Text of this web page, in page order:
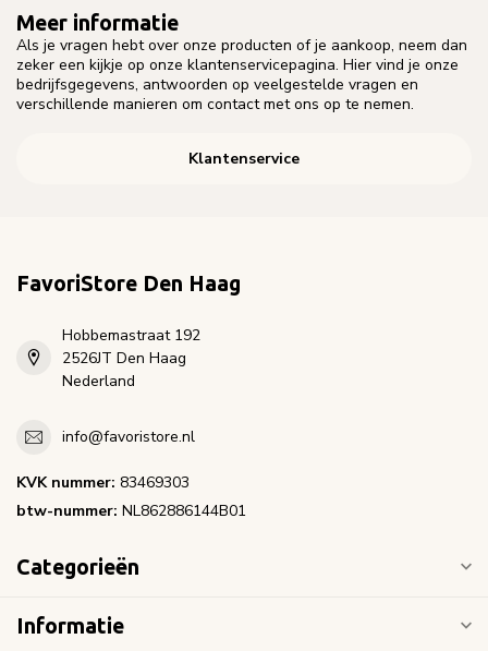
Meer informatie
Als je vragen hebt over onze producten of je aankoop, neem dan
zeker een kijkje op onze klantenservicepagina. Hier vind je onze
bedrijfsgegevens, antwoorden op veelgestelde vragen en
verschillende manieren om contact met ons op te nemen.
Klantenservice
FavoriStore Den Haag
Hobbemastraat 192
2526JT Den Haag
Nederland
info@favoristore.nl
KVK nummer: 83469303
btw-nummer: NL862886144B01
Categorieën
Informatie